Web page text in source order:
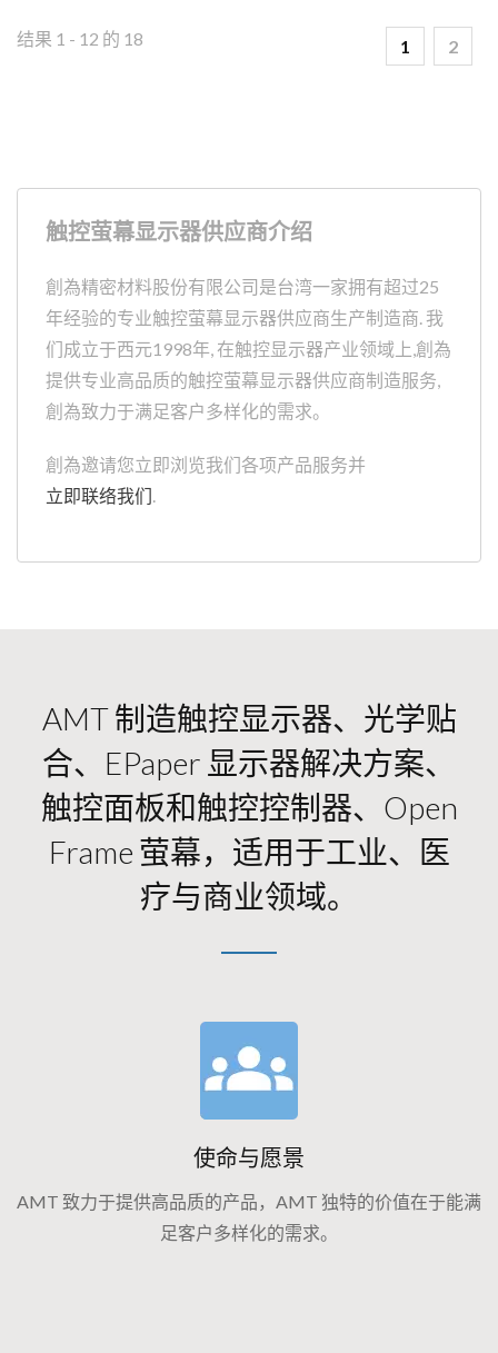
以无边框设计搭配全平面触
控产品营造出时尚、典雅等
控面板，让产品造型优雅简
洁。
结果 1 - 12 的 18 1 2
触控萤幕显示器供应商介绍
創為精密材料股份有限公司是台湾一家拥有超过25
年经验的专业触控萤幕显示器供应商生产制造商. 我
们成立于西元1998年, 在触控显示器产业领域上,創為
提供专业高品质的触控萤幕显示器供应商制造服务,
創為致力于满足客户多样化的需求。
創為邀请您立即浏览我们各项产品服务并
立即联络我们.
AMT 制造触控显示器、光学贴
合、ePaper 显示器解决方案、
触控面板和触控控制器、Open
Frame 萤幕，适用于工业、医
疗与商业领域。
使命与愿景
AMT 致力于提供高品质的产品，AMT 独特的价值在于能满
足客户多样化的需求。